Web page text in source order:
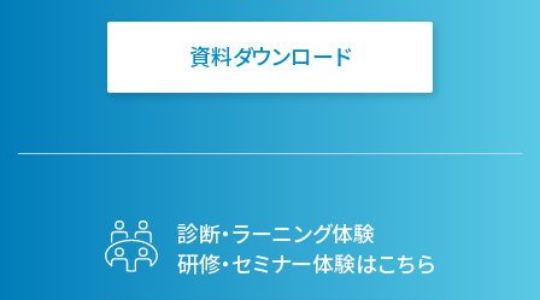
資料ダウンロード
診断・ラーニング体験
研修・セミナー体験はこちら